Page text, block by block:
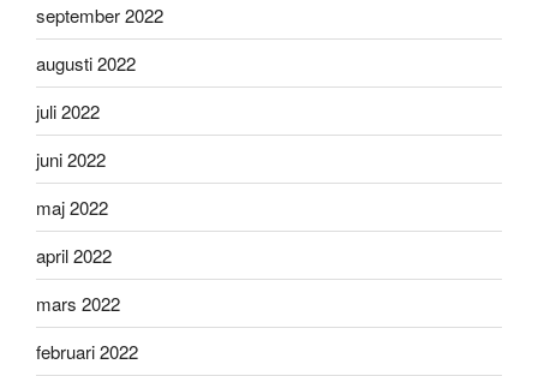
september 2022
augusti 2022
juli 2022
juni 2022
maj 2022
april 2022
mars 2022
februari 2022